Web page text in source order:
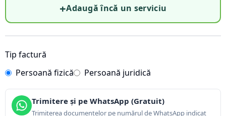
+Adaugă încă un serviciu
Tip factură
Persoană fizică
Persoană juridică
Trimitere și pe WhatsApp (Gratuit)
Trimiterea documentelor pe numărul de WhatsApp indicat